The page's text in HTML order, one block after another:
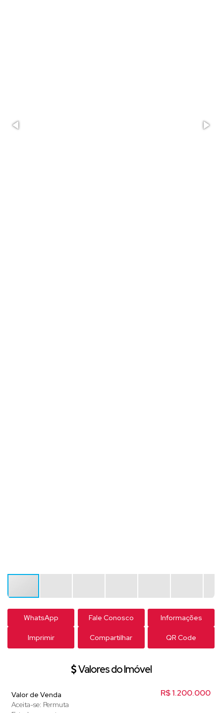
WhatsApp Fale Conosco Informações
Imprimir Compartilhar QR Code
Valores do Imóvel
R$1.200.000
Valor de Venda
Aceita-se: Permuta